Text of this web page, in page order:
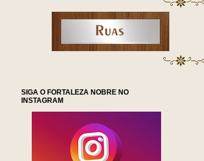
SIGA O FORTALEZA NOBRE NO
INSTAGRAM